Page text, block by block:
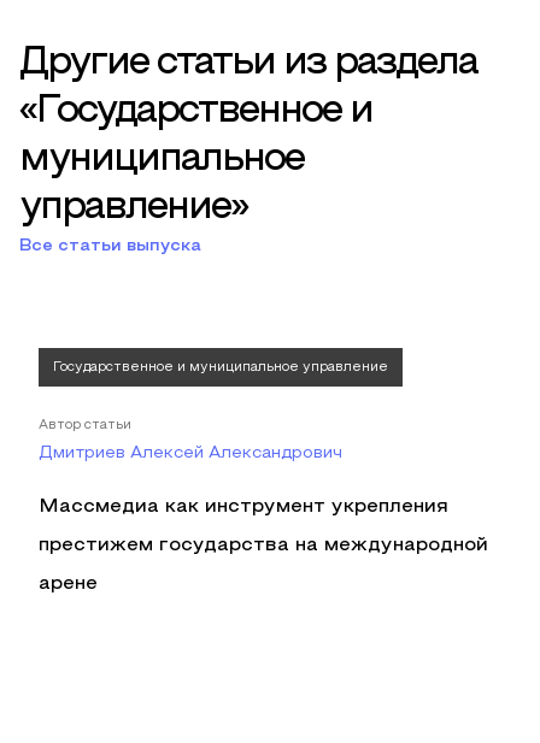
Другие статьи из раздела
«Государственное и
муниципальное
управление»
Все статьи выпуска
Государственное и муниципальное управление
Автор статьи
Дмитриев Алексей Александрович
Массмедиа как инструмент укрепления
престижем государства на международной
арене